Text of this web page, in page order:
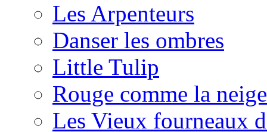
Les Arpenteurs
Danser les ombres
Little Tulip
Rouge comme la neige
Les Vieux fourneaux